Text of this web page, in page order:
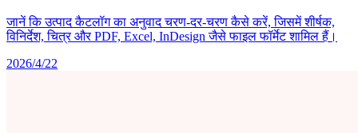
जानें कि उत्पाद कैटलॉग का अनुवाद चरण-दर-चरण कैसे करें, जिसमें शीर्षक,
विनिर्देश, चित्र और PDF, Excel, InDesign जैसे फाइल फॉर्मेट शामिल हैं।
2026/4/22